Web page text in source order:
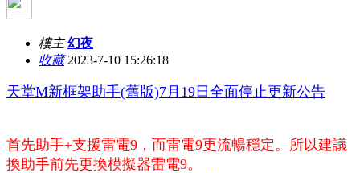
樓主 幻夜
收藏2023-7-10 15:26:18
天堂M新框架助手(舊版)7月19日全面停止更新公告
首先助手+支援雷電9，而雷電9更流暢穩定。所以建議
換助手前先更換模擬器雷電9。